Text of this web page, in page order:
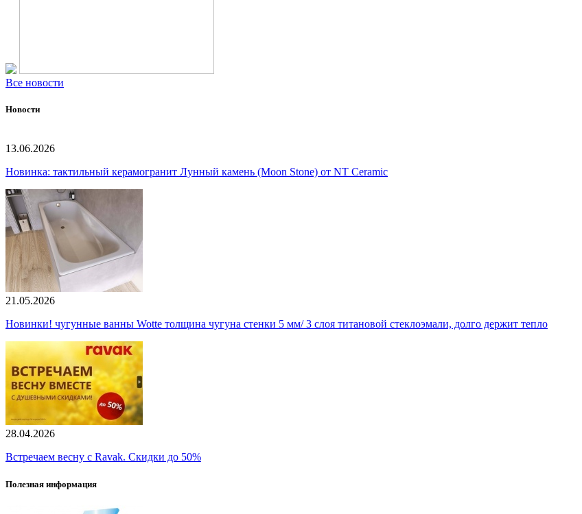
Все новости
Новости
13.06.2026
Новинка: тактильный керамогранит Лунный камень (Moon Stone) от NT Ceramic
21.05.2026
Новинки! чугунные ванны Wotte толщина чугуна стенки 5 мм/ 3 слоя титановой стеклоэмали, долго держит тепло
28.04.2026
Встречаем весну с Ravak. Скидки до 50%
Полезная информация